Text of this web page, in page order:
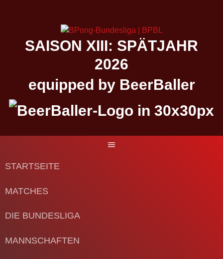
SAISON XIII: SPÄTJAHR
2026
equipped by BeerBaller
STARTSEITE
MATCHES
DIE BUNDESLIGA
MANNSCHAFTEN